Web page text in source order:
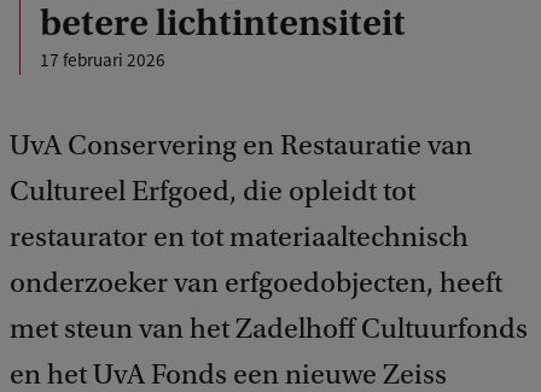
betere lichtintensiteit
17 februari 2026
UvA Conservering en Restauratie van
Cultureel Erfgoed, die opleidt tot
restaurator en tot materiaaltechnisch
onderzoeker van erfgoedobjecten, heeft
met steun van het Zadelhoff Cultuurfonds
en het UvA Fonds een nieuwe Zeiss